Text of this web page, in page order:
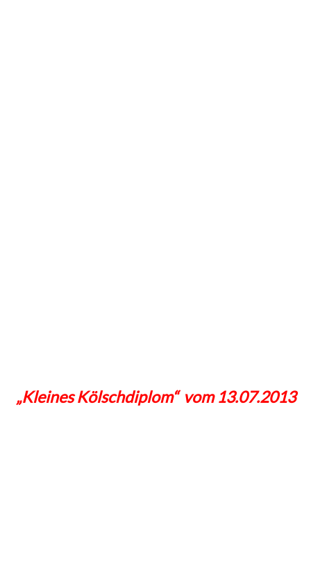
„Kleines Kölschdiplom“ vom 13.07.2013